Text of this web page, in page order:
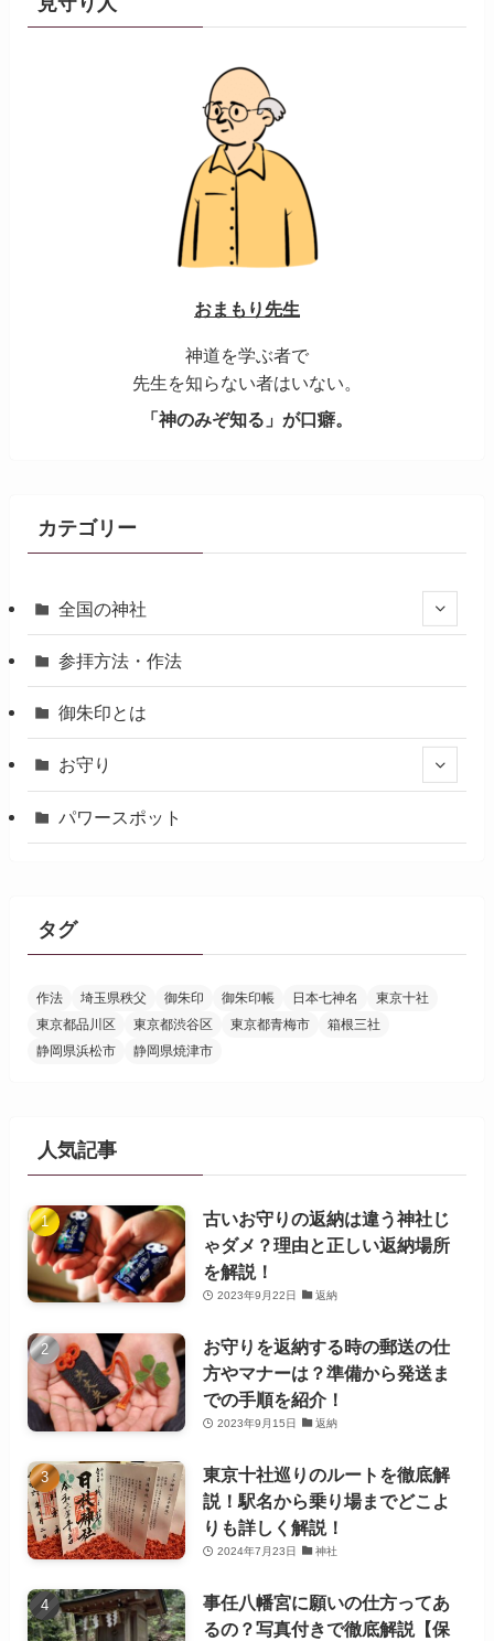
おまもり先生
神道を学ぶ者で
先生を知らない者はいない。
「神のみぞ知る」が口癖。
カテゴリー
全国の神社
参拝方法・作法
御朱印とは
お守り
パワースポット
タグ
作法 埼玉県秩父 御朱印 御朱印帳 日本七神名
東京十社
東京都品川区
東京都渋谷区 東京都青梅市
箱根三社
静岡県浜松市
静岡県焼津市
人気記事
古いお守りの返納は違う神社じ
ゃダメ？理由と正しい返納場所
を解説！
2023年9月22日 返納
お守りを返納する時の郵送の仕
方やマナーは？準備から発送ま
での手順を紹介！
2023年9月15日 返納
東京十社巡りのルートを徹底解
説！駅名から乗り場までどこよ
りも詳しく解説！
2024年7月23日 神社
事任八幡宮に願いの仕方ってあ
るの？写真付きで徹底解説【保